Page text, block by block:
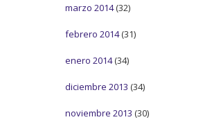
marzo 2014(32)
febrero 2014(31)
enero 2014(34)
diciembre 2013 (34)
noviembre 2013 (30)